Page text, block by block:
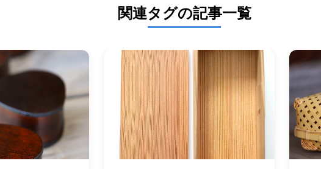
関連タグの記事一覧